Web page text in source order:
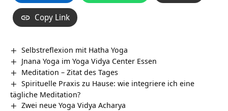
Copy Link
Selbstreflexion mit Hatha Yoga
Jnana Yoga im Yoga Vidya Center Essen
Meditation – Zitat des Tages
Spirituelle Praxis zu Hause: wie integriere ich eine
tägliche Meditation?
Zwei neue Yoga Vidya Acharya